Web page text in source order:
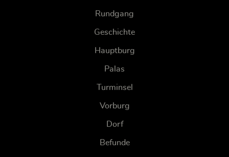
Rundgang
Geschichte
Hauptburg
Palas
Turminsel
Vorburg
Dorf
Befunde